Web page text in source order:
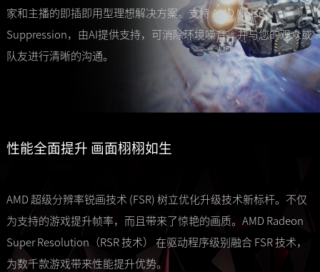
家和主播的即插即用型理想解决方案。支持 AMD Noise
Suppression，由AI提供支持，可消除环境噪音，并与您的观众或
队友进行清晰的沟通。
性能全面提升 画面栩栩如生
AMD 超级分辨率锐画技术 (FSR) 树立优化升级技术新标杆。不仅
为支持的游戏提升帧率，而且带来了惊艳的画质。AMD Radeon
Super Resolution（RSR 技术） 在驱动程序级别融合 FSR 技术，
为数千款游戏带来性能提升优势。